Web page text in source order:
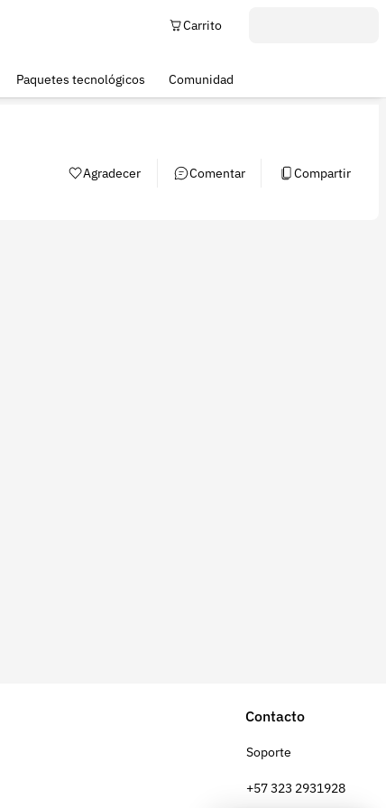
Carrito
Paquetes tecnológicos Comunidad
Agradecer Comentar Compartir
Contacto
Soporte
+57 323 2931928